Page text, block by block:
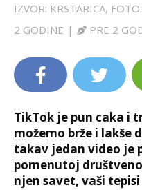
EXTRA
IZVOR: KRSTARICA,
2 GODINE | PRE 2
TikTok je pun caka i
možemo brže i lakše
takav jedan video je
pomenutoj
njen savet, vaši